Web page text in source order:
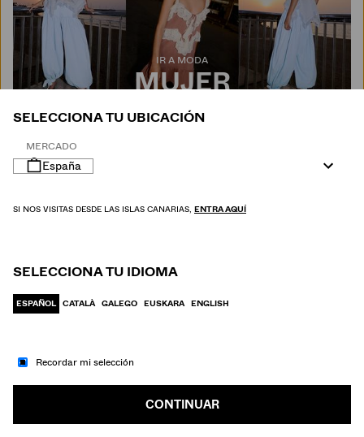
IR A MODA
MUJER
HOMBRE
SELECCIONA TU UBICACIÓN
MERCADO
España
SI NOS VISITAS DESDE LAS ISLAS CANARIAS, ENTRA AQUÍ
SELECCIONA TU IDIOMA
ESPAÑOL CATALÀ GALEGO EUSKARA ENGLISH
Recordar mi selección
CONTINUAR